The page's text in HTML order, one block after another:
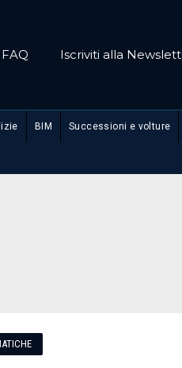
FAQ Iscriviti alla
BIM Successioni e volture